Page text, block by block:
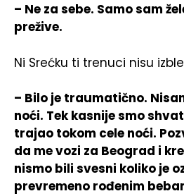
– Ne za sebe. Samo sam
prežive.
Ni Srećku ti trenuci nisu
– Bilo je traumatično.
noći. Tek kasnije smo
trajao tokom cele noći.
da me vozi za Beograd i
nismo bili svesni koliko je
prevremeno rođenim